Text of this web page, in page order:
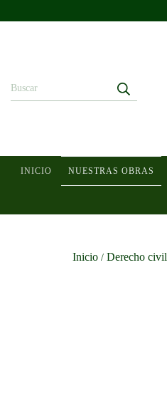
INICIO NUESTRAS OBRAS
Inicio / Derecho civil